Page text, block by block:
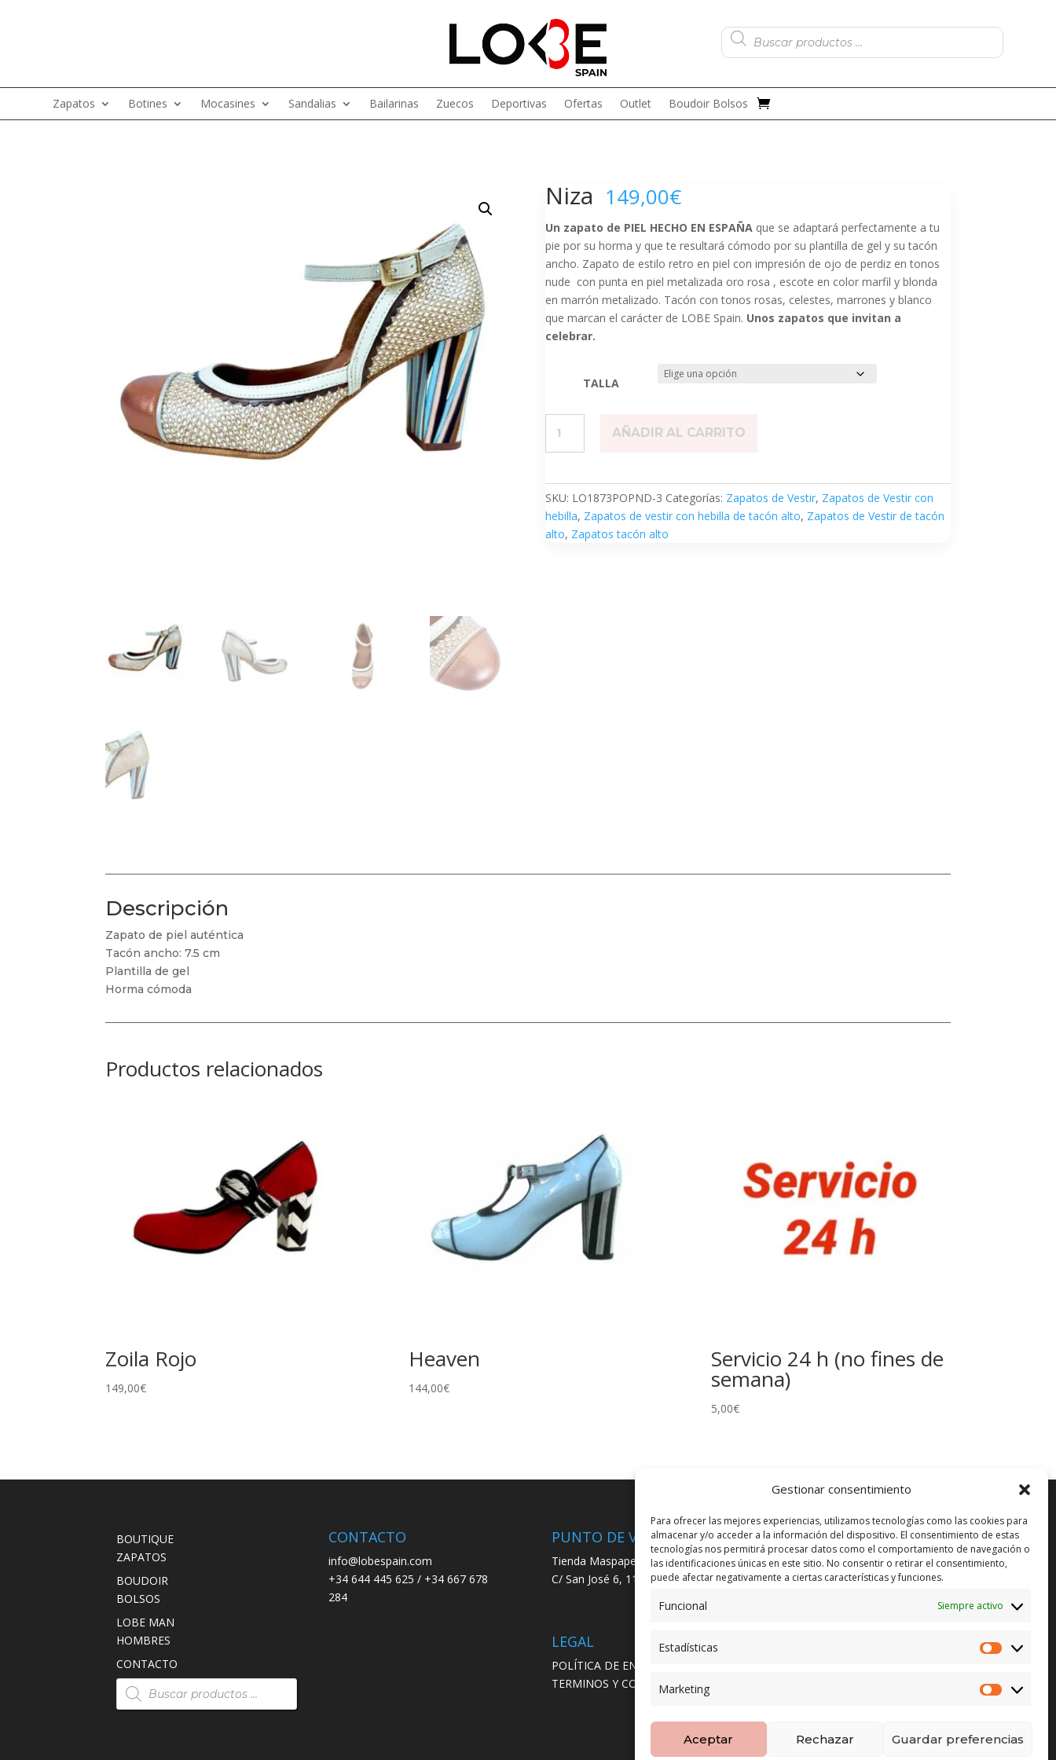
Gestionar consentimiento
Para ofrecer las mejores experiencias, utilizamos tecnologías como las cookies para
almacenar y/o acceder a la información del dispositivo. El consentimiento de estas
tecnologías nos permitirá procesar datos como el comportamiento de navegación o
las identificaciones únicas en este sitio. No consentir o retirar el consentimiento,
puede afectar negativamente a ciertas características y funciones.
Funcional Siempre activo
Estadísticas
Marketing
Marketing
Aceptar Rechazar Guardar preferencias
Búsqueda
de
productos
Zapatos Botines Mocasines Sandalias Bailarinas Zuecos Deportivas Ofertas Outlet Boudoir Bolsos
Niza 149,00€
Un zapato de PIEL HECHO EN ESPAÑA que se adaptará perfectamente a tu
pie por su horma y que te resultará cómodo por su plantilla de gel y su tacón
ancho. Zapato de estilo retro en piel con impresión de ojo de perdiz en tonos
nude con punta en piel metalizada oro rosa , escote en color marfil y blonda
en marrón metalizado. Tacón con tonos rosas, celestes, marrones y blanco
que marcan el carácter de LOBE Spain. Unos zapatos que invitan a
celebrar.
TALLA
cantidad
AÑADIR AL CARRITO
SKU: LO1873POPND-3 Categorías: Zapatos de Vestir, Zapatos de Vestir con
hebilla, Zapatos de vestir con hebilla de tacón alto, Zapatos de Vestir de tacón
alto, Zapatos tacón alto
Descripción
Zapato de piel auténtica
Tacón ancho: 7.5 cm
Plantilla de gel
Horma cómoda
Productos relacionados
Zoila Rojo
149,00€
Heaven
144,00€
Servicio 24 h (no fines de
semana)
5,00€
BOUTIQUE
ZAPATOS
BOUDOIR
BOLSOS
LOBE MAN
HOMBRES
CONTACTO
Búsqueda
de
productos
CONTACTO
info@lobespain.com
+34 644 445 625 / +34 667 678
284
PUNTO DE VENTA
Tienda Maspapeles (Lobe Spain)
C/ San José 6, 11004 Cádiz
LEGAL
POLÍTICA DE ENVÍO
TERMINOS Y CONDICIONES
ENVÍO GRATUITO*